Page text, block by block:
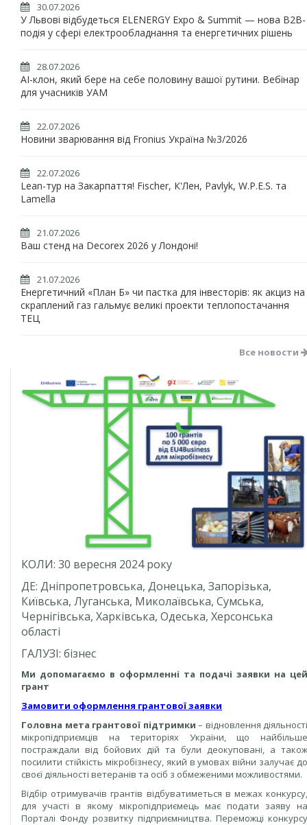
30.07.2026
У Львові відбудеться ELENERGY Expo & Summit — нова B2B-
подія у сфері електрообладнання та енергетичних рішень
28.07.2026
AI-клон, який бере на себе половину вашої рутини. Вебінар
для учасників УАМ
22.07.2026
Новини зварювання від Fronius Україна №3/2026
22.07.2026
Lean-тур на Закарпаття! Fischer, К'Лен, Pavlyk, W.P.E.S. та
Lamella
21.07.2026
Ваш стенд на Decorex 2026 у Лондоні!
21.07.2026
Енергетичний «План Б» чи пастка для інвесторів: як акциз на
скраплений газ гальмує великі проекти теплопостачання
ТЕЦ
Все новости
КОЛИ: 30 вересня 2024 року
ДЕ: Дніпропетровська, Донецька, Запорізька,
Київська, Луганська, Миколаївська, Сумська,
Чернігівська, Харківська, Одеська, Херсонська
області
ГАЛУЗІ: бізнес
Ми допомагаємо в оформленні та подачі заявки на цей
грант
Замовити оформлення грантової заявки
Головна мета грантової підтримки – відновлення діяльності
мікропідприємців на територіях України, що найбільше
постраждали від бойових дій та були деокуповані, а також
посилити стійкість мікробізнесу, який в умовах війни залучає до
своєї діяльності ветеранів та осіб з обмеженими можливостями.
Відбір отримувачів грантів відбуватиметься в межах конкурсу,
для участі в якому мікропідприємець має подати заяву на
Порталі Фонду розвитку підприємництва. Переможці конкурсу